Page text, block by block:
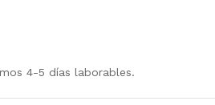
4-5 días laborables.